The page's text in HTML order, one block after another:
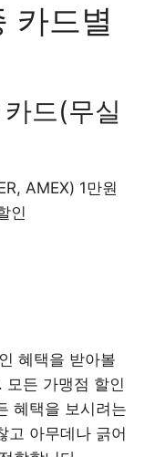
카드별
드(무실
AMEX) 1만원
인
혜택을 받아볼
모든 가맹점 할인
혜택을 보시려는
고 아무데나 긁어